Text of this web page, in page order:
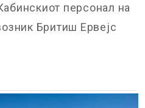
персонал на
Бритиш Ервејс